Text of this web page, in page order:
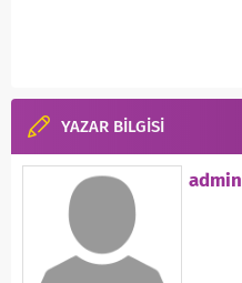
YAZAR BİLGİSİ
admin